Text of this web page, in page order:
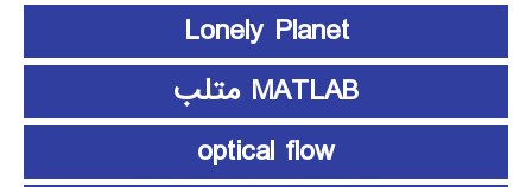
Lonely Planet
MATLAB متلب
optical flow